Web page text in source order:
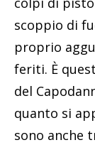
scoppio di
proprio
feriti. È
del
quanto si
sono anche